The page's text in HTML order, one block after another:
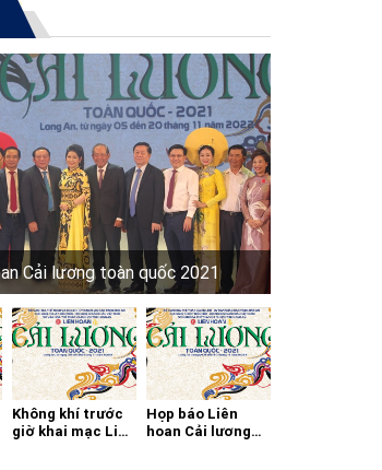
Cải lương toàn quốc 2021
Không khí trước
giờ khai mạc Liên
Họp báo Liên
hoan Cải lương